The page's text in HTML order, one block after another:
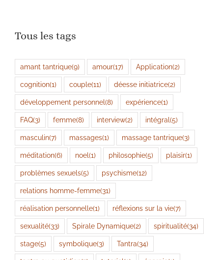
Tous les tags
amant tantrique(9) amour(17) Application(2)
cognition(1) couple(11) déesse initiatrice(2)
développement personnel(8) expérience(1)
FAQ(3) femme(8) interview(2) intégral(5)
masculin(7) massages(1) massage tantrique(3)
méditation(6) noel(1) philosophie(5) plaisir(1)
problèmes sexuels(5) psychisme(12)
relations homme-femme(31)
réalisation personnelle(1) réflexions sur la vie(7)
sexualité(33) Spirale Dynamique(2) spiritualité(34)
stage(5) symbolique(3) Tantra(34)